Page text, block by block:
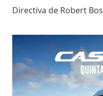
Directiva de Robert